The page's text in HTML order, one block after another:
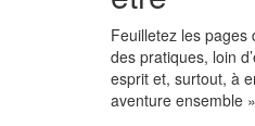
Feuilletez les
des pratiques, loin
esprit et, surtout, à
aventure ensemble